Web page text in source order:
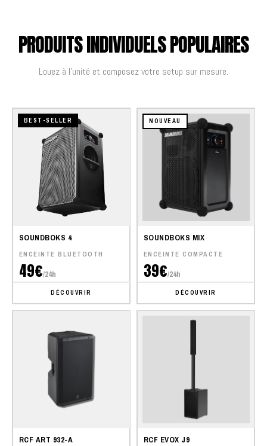
PRODUITS INDIVIDUELS POPULAIRES
Louez à l'unité et composez votre setup sur mesure.
BEST-SELLER
SOUNDBOKS 4
ENCEINTE BLUETOOTH
49€/24h
DÉCOUVRIR
NOUVEAU
SOUNDBOKS MIX
ENCEINTE COMPACTE
39€/24h
DÉCOUVRIR
RCF ART 932-A RCF EVOX J9